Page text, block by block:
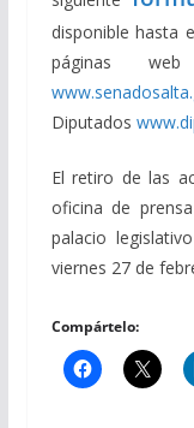
disponible hasta
páginas
Diputados
El retiro de las
oficina de
palacio
viernes 27 de
Compártelo: